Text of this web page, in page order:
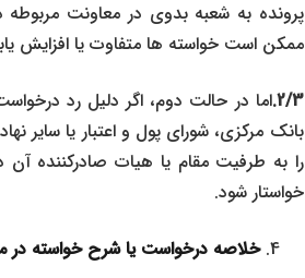
پرونده به شعبه بدوی در معاونت مربوطه
ممکن است خواسته ها متفاوت یا افزایش
2/3.اما در حالت دوم، اگر دلیل رد
بانک مرکزی، شورای پول و اعتبار یا سایر
را به طرفیت مقام یا هیات صادرکننده
خواستار شود.
خلاصه درخواست یا شرح خواسته در